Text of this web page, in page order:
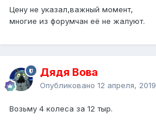
Цену не указал,важный момент,
многие из форумчан её не жалуют.
Дядя Вова
Опубликовано 12 апреля, 2019
Возьму 4 колеса за 12 тыр.